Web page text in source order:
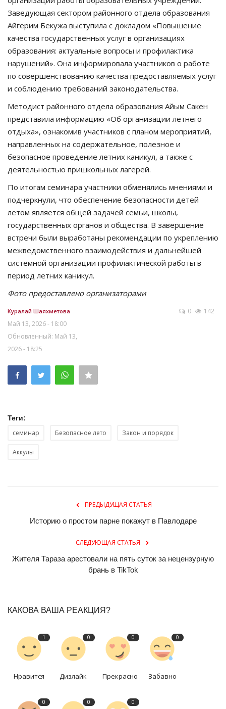
Заведующая сектором районного отдела образования
Айгерим Бекужа выступила с докладом «Повышение
качества государственных услуг в организациях
образования: актуальные вопросы и профилактика
нарушений». Она информировала участников о работе
по совершенствованию качества предоставляемых услуг
и соблюдению требований законодательства.
Методист районного отдела образования Айым Сакен
представила информацию «Об организации летнего
отдыха», ознакомив участников с планом мероприятий,
направленных на содержательное, полезное и
безопасное проведение летних каникул, а также с
деятельностью пришкольных лагерей.
По итогам семинара участники обменялись мнениями и
подчеркнули, что обеспечение безопасности детей
летом является общей задачей семьи, школы,
государственных органов и общества. В завершение
встречи были выработаны рекомендации по укреплению
межведомственного взаимодействия и дальнейшей
системной организации профилактической работы в
период летних каникул.
Фото предоставлено организаторами
Куралай Шаяхметова
Май 13, 2026 - 18:00
Обновленный: Май 13,
2026 - 18:25
0 142
Теги:
семинар Безопасное лето Закон и порядок
Аккулы
ПРЕДЫДУЩАЯ СТАТЬЯ
Историю о простом парне покажут в Павлодаре
СЛЕДУЮЩАЯ СТАТЬЯ
Жителя Тараза арестовали на пять суток за нецензурную
брань в TikTok
КАКОВА ВАША РЕАКЦИЯ?
1
Нравится
0
Дизлайк
0
Прекрасно
0
Забавно
0 0 0